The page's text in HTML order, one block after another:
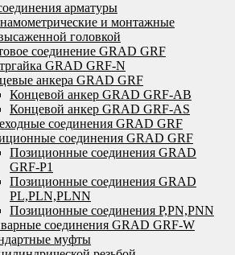
арматуры
и монтажные
головкой
соединение GRAD GRF
GRAD GRF-N
анкера GRAD GRF
Концевой анкер GRAD GRF-AB
Концевой анкер GRAD GRF-AS
соединения GRAD GRF
соединения GRAD GRF
Позиционные соединения GRAD
GRF-P1
Позиционные соединения GRAD
PL,PLN,PLNN
Позиционные соединения P,PN,PNN
соединения GRAD GRF-W
муфты